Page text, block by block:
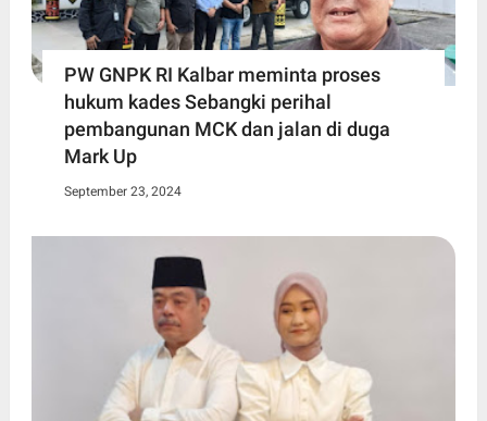
PW GNPK RI Kalbar meminta proses
hukum kades Sebangki perihal
pembangunan MCK dan jalan di duga
Mark Up
September 23, 2024